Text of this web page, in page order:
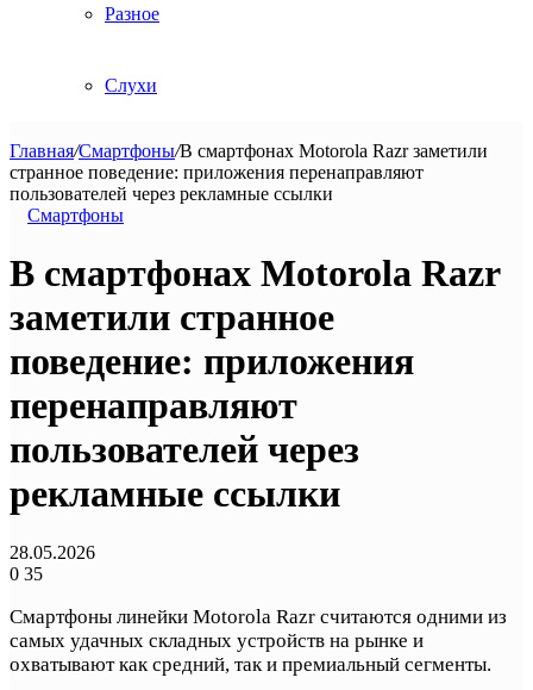
Разное
Слухи
Главная/Смартфоны/В смартфонах Motorola Razr заметили
странное поведение: приложения перенаправляют
пользователей через рекламные ссылки
Смартфоны
В смартфонах Motorola Razr
заметили странное
поведение: приложения
перенаправляют
пользователей через
рекламные ссылки
28.05.2026
0 35
Смартфоны линейки Motorola Razr считаются одними из
самых удачных складных устройств на рынке и
охватывают как средний, так и премиальный сегменты.